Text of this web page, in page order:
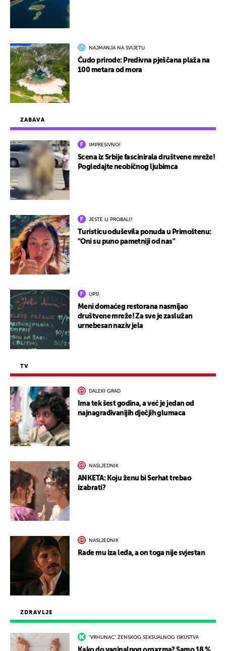
ZDRAVLJE
"VRHUNAC" ŽENSKOG SEKSUALNOG ISKUSTVA
ZABAVA
IMPRESIVNO!
Scena iz Srbije fascinirala društvene mreže!
Pogledajte neobičnog ljubimca
JESTE LI PROBALI?
Turisticu oduševila ponuda u Primoštenu:
"Oni su puno pametniji od nas"
UPS!
Meni domaćeg restorana nasmijao
društvene mreže! Za sve je zaslužan
urnebesan naziv jela
TV
DALEKI GRAD
Ima tek šest godina, a već je jedan od
najnagrađivanijih dječjih glumaca
NASLJEDNIK
ANKETA: Koju ženu bi Serhat trebao
izabrati?
NASLJEDNIK
Rade mu iza leđa, a on toga nije svjestan
NAJMANJA NA SVIJETU
Čudo prirode: Predivna pješčana plaža na
100 metara od mora